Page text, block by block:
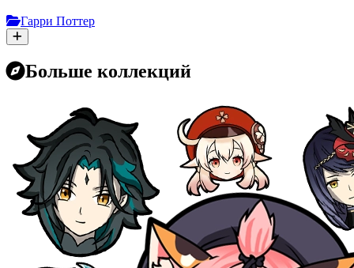
Гарри Поттер
Больше коллекций